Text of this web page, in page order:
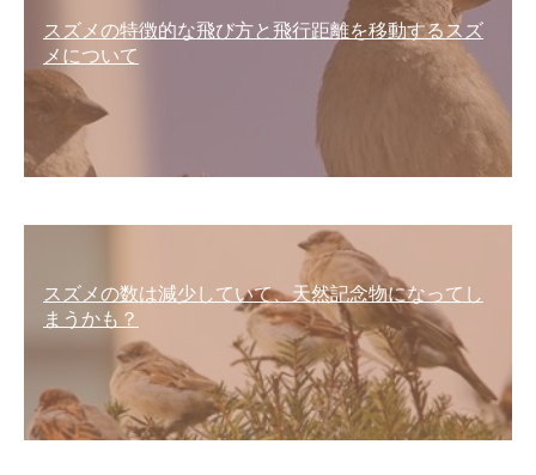
スズメの特徴的な飛び方と飛行距離を移動するスズ
メについて
スズメの数は減少していて、天然記念物になってし
まうかも？